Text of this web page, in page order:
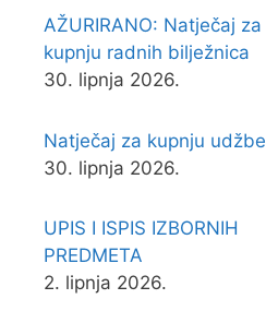
AŽURIRANO: Natječaj za
kupnju radnih bilježnica
30. lipnja 2026.
Natječaj za kupnju
30. lipnja 2026.
UPIS I ISPIS IZBORNIH
PREDMETA
2. lipnja 2026.